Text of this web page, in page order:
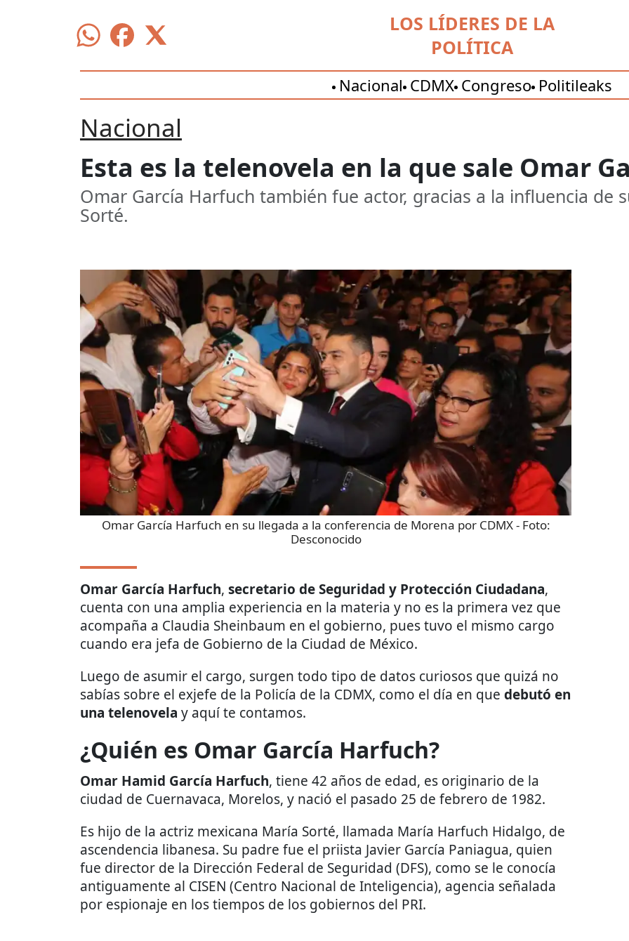
LOS LÍDERES DE LA
POLÍTICA
Nacional CDMX Congreso Politileaks
Nacional
Esta es la telenovela en la que sale Omar
Omar García Harfuch también fue actor, gracias a la influencia de
Sorté.
Omar García Harfuch en su llegada a la conferencia de Morena por CDMX- Foto:
Desconocido
Omar García Harfuch, secretario de Seguridad y Protección Ciudadana,
cuenta con una amplia experiencia en la materia y no es la primera vez que
acompaña a Claudia Sheinbaum en el gobierno, pues tuvo el mismo cargo
cuando era jefa de Gobierno de la Ciudad de México.
Luego de asumir el cargo, surgen todo tipo de datos curiosos que quizá no
sabías sobre el exjefe de la Policía de la CDMX, como el día en que debutó en
una telenovela y aquí te contamos.
¿Quién es Omar García Harfuch?
Omar Hamid García Harfuch, tiene 42 años de edad, es originario de la
ciudad de Cuernavaca, Morelos, y nació el pasado 25 de febrero de 1982.
Es hijo de la actriz mexicana María Sorté, llamada María Harfuch Hidalgo, de
ascendencia libanesa. Su padre fue el priista Javier García Paniagua, quien
fue director de la Dirección Federal de Seguridad (DFS), como se le conocía
antiguamente al CISEN (Centro Nacional de Inteligencia), agencia señalada
por espionaje en los tiempos de los gobiernos del PRI.